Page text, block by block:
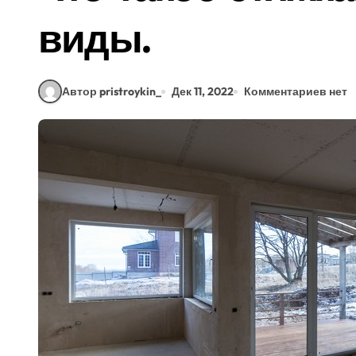
виды.
Автор pristroykin_ Дек 11, 2022 Комментариев нет